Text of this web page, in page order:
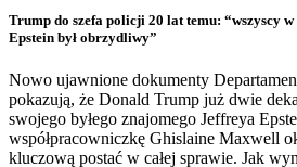
Trump do szefa policji 20 lat temu: “wszyscy
Epstein był obrzydliwy”
Nowo ujawnione dokumenty
pokazują, że Donald Trump już dwie
swojego byłego znajomego Jeffreya
współpracowniczkę Ghislaine Maxwell
kluczową postać w całej sprawie. Jak